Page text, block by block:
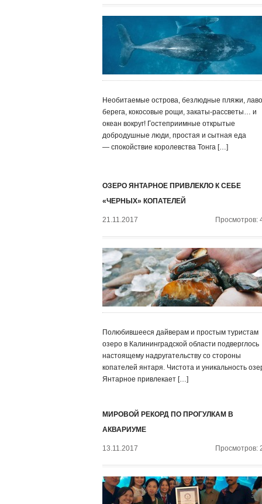
Необитаемые острова, безлюдные пляжи,
берега, кокосовые рощи, закаты-рассветы… и
океан вокруг! Гостеприимные открытые
добродушные люди, простая и сытная еда
— спокойствие королевства Тонга […]
ОЗЕРО ЯНТАРНОЕ ПРИВЛЕКЛО К СЕБЕ
«ЧЕРНЫХ» КОПАТЕЛЕЙ
21.11.2017 Просмотров:
Полюбившееся дайверам и простым туристам
озеро в Калининградской области подверглось
настоящему надругательству со стороны
копателей янтаря. Чистота и уникальность
Янтарное привлекает […]
МИРОВОЙ РЕКОРД ПО ПРОГУЛКАМ В
АКВАРИУМЕ
13.11.2017 Просмотров: